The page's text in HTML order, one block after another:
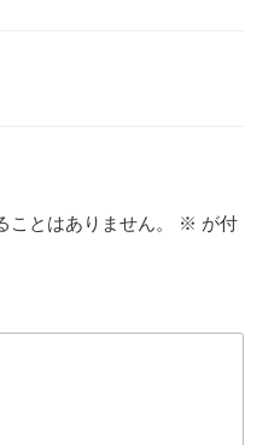
とはありません。 ※ が付